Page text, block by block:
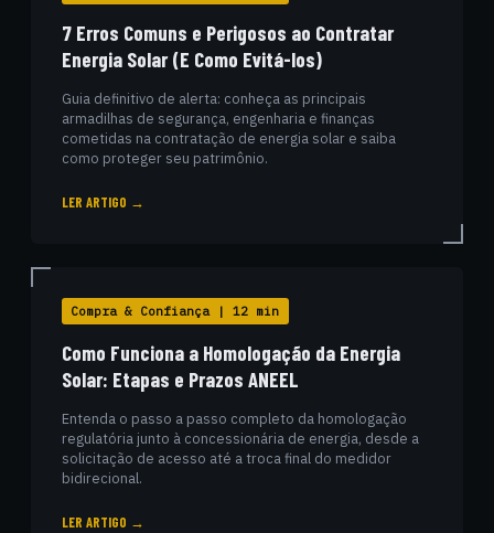
7 Erros Comuns e Perigosos ao Contratar
Energia Solar (E Como Evitá-los)
Guia definitivo de alerta: conheça as principais
armadilhas de segurança, engenharia e finanças
cometidas na contratação de energia solar e saiba
como proteger seu patrimônio.
LER ARTIGO →
Compra & Confiança | 12 min
Como Funciona a Homologação da Energia
Solar: Etapas e Prazos ANEEL
Entenda o passo a passo completo da homologação
regulatória junto à concessionária de energia, desde a
solicitação de acesso até a troca final do medidor
bidirecional.
LER ARTIGO →